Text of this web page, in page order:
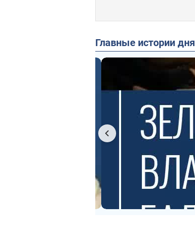
Главные истории дня